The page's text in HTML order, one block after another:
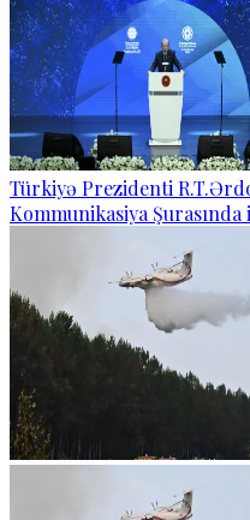
Türkiyə Prezidenti
Kommunikasiya